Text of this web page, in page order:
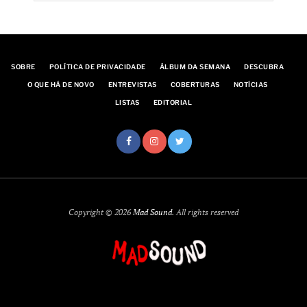
SOBRE POLÍTICA DE PRIVACIDADE ÁLBUM DA SEMANA DESCUBRA
O QUE HÁ DE NOVO ENTREVISTAS COBERTURAS NOTÍCIAS
LISTAS EDITORIAL
Copyright © 2026Mad Sound. All rights reserved